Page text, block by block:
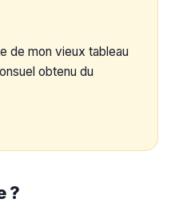
de mon vieux tableau
obtenu du
?